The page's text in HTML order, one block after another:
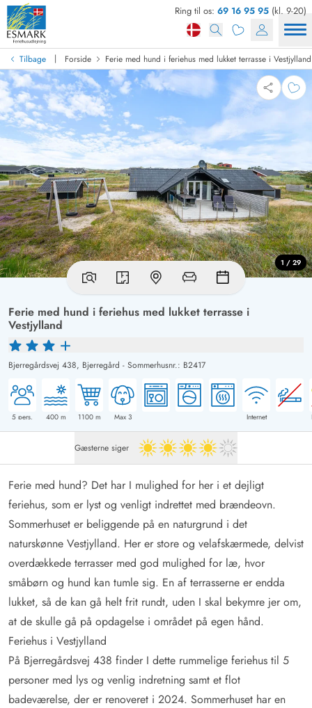
Ring til os: 69 16 95 95 (kl. 9-20)
Tilbage | Forside Ferie med hund i feriehus med lukket terrasse i Vestjylland
Ferie med hund i feriehus med lukket terrasse i
Vestjylland
Bjerregårdsvej 438, Bjerregård - Sommerhusnr.: B2417
5 pers. 400m 1100m Max 3 Internet
1 / 29
Gæsterne siger 4 ud af 5
Ferie med hund? Det har I mulighed for her i et dejligt
feriehus, som er lyst og venligt indrettet med brændeovn.
Sommerhuset er beliggende på en naturgrund i det
naturskønne Vestjylland. Her er store og velafskærmede, delvist
overdækkede terrasser med god mulighed for læ, hvor
småbørn og hund kan tumle sig. En af terrasserne er endda
lukket, så de kan gå helt frit rundt, uden I skal bekymre jer om,
at de skulle gå på opdagelse i området på egen hånd.
Feriehus i Vestjylland
På Bjerregårdsvej 438 finder I dette rummelige feriehus til 5
personer med lys og venlig indretning samt et flot
badeværelse, der er renoveret i 2024. Sommerhuset har en